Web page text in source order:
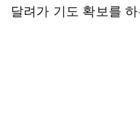
달려가 기도 확보를